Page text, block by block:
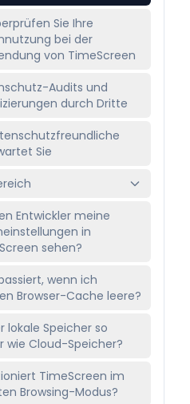
Sie Ihre
bei der
von TimeScreen
Audits und
durch Dritte
Sie
Entwickler meine
in
sehen?
wenn ich
Browser-Cache leere?
lokale Speicher so
wie Cloud-Speicher?
TimeScreen im
Browsing-Modus?